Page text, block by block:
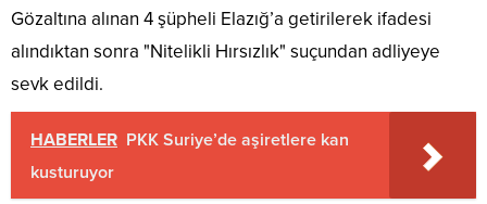
Gözaltına alınan 4 şüpheli Elazığ’a getirilerek ifadesi
alındıktan sonra "Nitelikli Hırsızlık" suçundan adliyeye
sevk edildi.
HABERLER PKK Suriye’de aşiretlere kan
kusturuyor